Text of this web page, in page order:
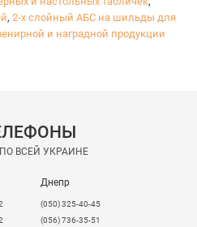
, 2-х слойный АБС на шильды для
и наградной продукции
ВСЕЙ УКРАИНЕ
Днепр
(050) 325-40-45
(056) 736-35-51